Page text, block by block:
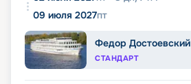
09 июля 2027пт
Федор Достоевский
СТАНДАРТ